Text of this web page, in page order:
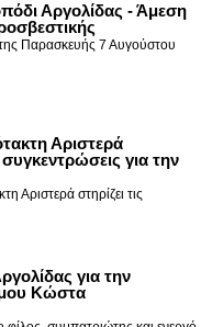
Αργολίδας - Άμεση
Παρασκευής 7 Αυγούστου
Αριστερά
για την
Αριστερά στηρίζει τις
για την
Κώστα